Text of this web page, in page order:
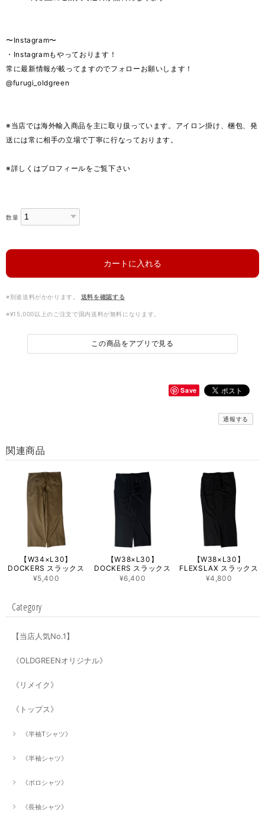
〜Instagram〜
・Instagramもやっております！
常に最新情報が載ってますのでフォローお願いします！
@furugi_oldgreen
※当店では海外輸入商品を主に取り扱っています。アイロン掛け、梱包、発
送には常に相手の立場で丁寧に行なっております。
※詳しくはプロフィールをご覧下さい
数量
カートに入れる
※別途送料がかかります。 送料を確認する
※¥15,000以上のご注文で国内送料が無料になります。
この商品をアプリで見る
Save
通報する
関連商品
【W34×L30】
DOCKERS スラックス
¥5,400
【W38×L30】
DOCKERS スラックス
¥6,400
【W38×L30】
FLEXSLAX スラックス
¥4,800
Category
【当店人気No.1】
《OLDGREENオリジナル》
《リメイク》
《トップス》
《半袖Tシャツ》
《半袖シャツ》
《ポロシャツ》
《長袖シャツ》